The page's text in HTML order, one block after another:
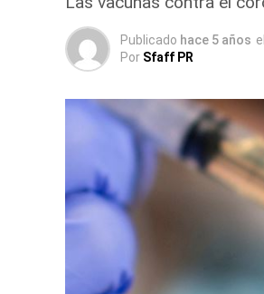
Publicado hace 5 años el
Por Sfaff PR